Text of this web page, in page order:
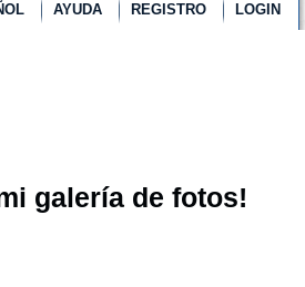
AYUDA REGISTRO LOGIN
galería de fotos!